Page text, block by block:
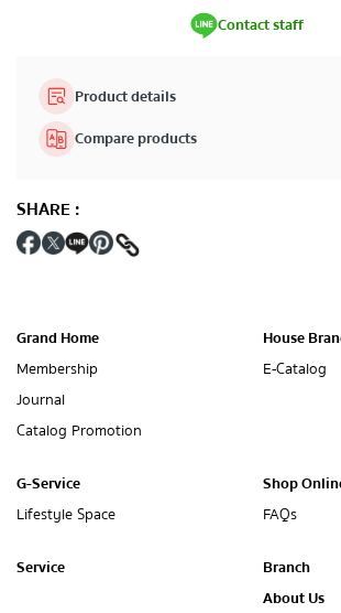
Contact staff
Product details
Compare products
SHARE:
Grand Home
Membership
Journal
Catalog Promotion
House
E-Catalog
G-Service
Lifestyle Space
Shop
FAQs
Service
Branch
About Us